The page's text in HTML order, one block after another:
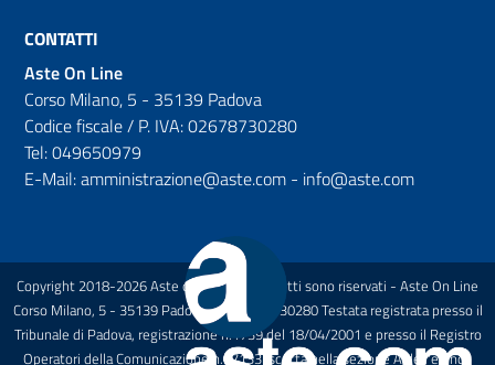
CONTATTI
Aste On Line
Corso Milano, 5 - 35139 Padova
Codice fiscale / P. IVA: 02678730280
Tel: 049650979
E-Mail: amministrazione@aste.com - info@aste.com
Copyright 2018-2026 Aste on Line Tutti i diritti sono riservati - Aste On Line
Corso Milano, 5 - 35139 Padova P.I.: 02678730280 Testata registrata presso il
Tribunale di Padova, registrazione n.1739 del 18/04/2001 e presso il Registro
Operatori della Comunicazione n.27133 Iscritta nella sezione A dell'elenco